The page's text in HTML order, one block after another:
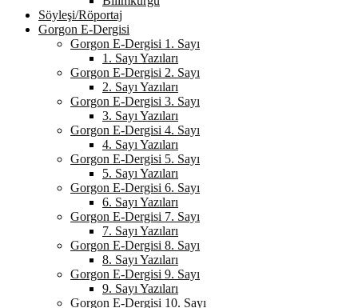
Söyleşi/Röportaj
Gorgon E-Dergisi
Gorgon E-Dergisi 1. Sayı
1. Sayı Yazıları
Gorgon E-Dergisi 2. Sayı
2. Sayı Yazıları
Gorgon E-Dergisi 3. Sayı
3. Sayı Yazıları
Gorgon E-Dergisi 4. Sayı
4. Sayı Yazıları
Gorgon E-Dergisi 5. Sayı
5. Sayı Yazıları
Gorgon E-Dergisi 6. Sayı
6. Sayı Yazıları
Gorgon E-Dergisi 7. Sayı
7. Sayı Yazıları
Gorgon E-Dergisi 8. Sayı
8. Sayı Yazıları
Gorgon E-Dergisi 9. Sayı
9. Sayı Yazıları
Gorgon E-Dergisi 10. Sayı